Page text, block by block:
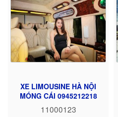
XE LIMOUSINE HÀ NỘI
MÓNG CÁI 0945212218
11000123